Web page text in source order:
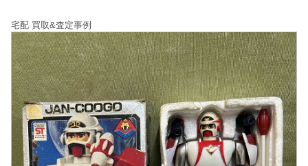
宅配 買取&査定事例